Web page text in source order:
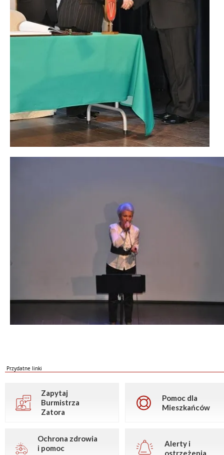
Przydatne linki
Zapytaj
Burmistrza
Zatora
Pomoc dla
Mieszkańców
Ochrona zdrowia
i pomoc
Alerty i
ostrzeżenia